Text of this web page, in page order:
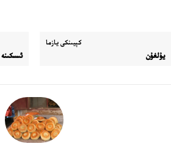
ئىسكىنە
كېيىنكى يازما
يۇلغۇن